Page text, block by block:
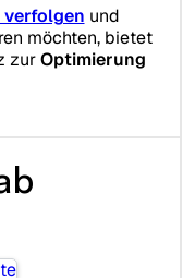
verfolgen und
möchten, bietet
zurOptimierung